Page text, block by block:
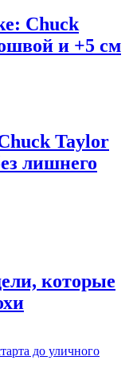
Chuck
и +5 см
Taylor
лишнего
которые
до уличного